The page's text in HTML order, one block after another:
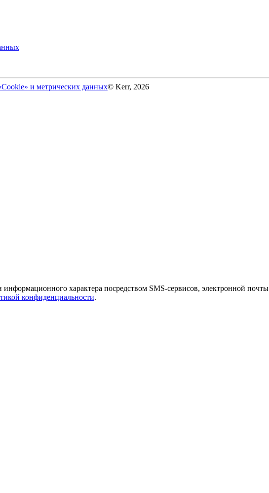
и метрических данных© Kerr, 2026
характера посредством SMS-сервисов, электронной почты
конфиденциальности.